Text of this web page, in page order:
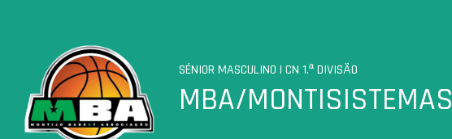
ASSOCIAÇÕES
CLUBES
AGENTES
AGENDA
SÉNIOR MASCULINO | CN 1.ª DIVISÃO
MBA/MONTISISTEMAS